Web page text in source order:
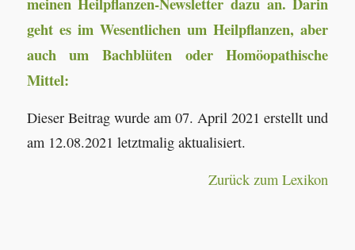
geht es im Wesentlichen um Heilpflanzen, aber
auch um Bachblüten oder Homöopathische
Mittel:
Dieser Beitrag wurde am 07. April 2021 erstellt und
am 12.08.2021 letztmalig aktualisiert.
Zurück zum Lexikon